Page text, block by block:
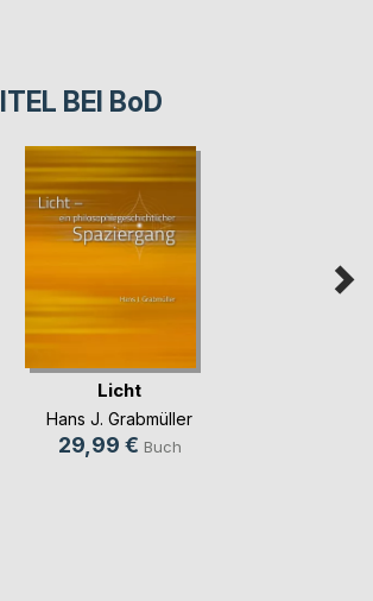
BEI BoD
Licht
Hans J. Grabmüller
29,99 € Buch